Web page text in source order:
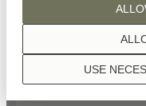
USE
nyaTisch
97523 Schwanfeld
Deutschland
ESSEN | WOHNEN |